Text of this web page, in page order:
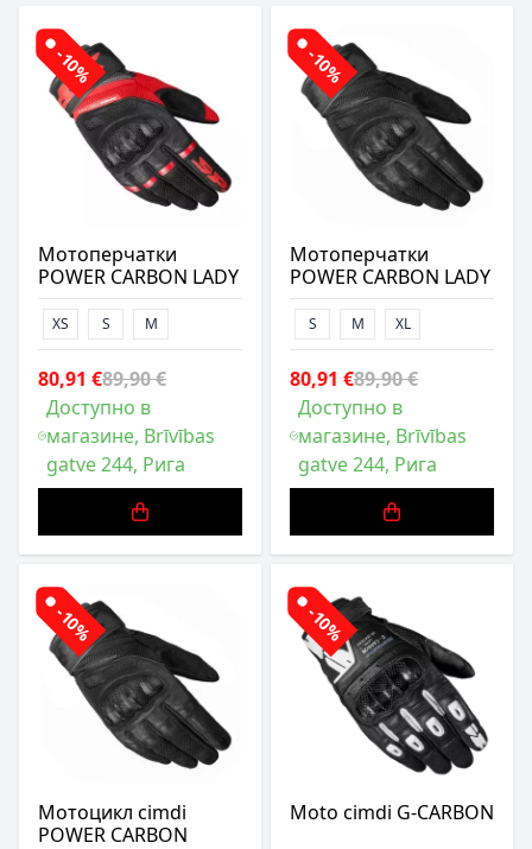
-10%
Мотоперчатки
POWER CARBON LADY
XS S M
80,91 €89,90 €
Доступно в
магазине, Brīvības
gatve 244, Рига
-10%
Мотоперчатки
POWER CARBON LADY
S M XL
80,91 €89,90 €
Доступно в
магазине, Brīvības
gatve 244, Рига
-10%
Мотоцикл cimdi
POWER CARBON
-10%
Moto cimdi G-CARBON